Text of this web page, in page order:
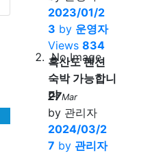
2023/01/2
3 by 운영자
Views 834
흑산도 펜션
숙박 가능합니
다
No Image
27Mar
by 관리자
2024/03/2
7 by 관리자